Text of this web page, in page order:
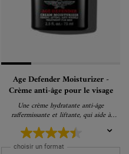
Age Defender Moisturizer -
Crème anti-âge pour le visage
Une crème hydratante anti-âge
raffermissante et liftante, qui aide à
réduire visiblement les rides et les ridules.
choisir un format